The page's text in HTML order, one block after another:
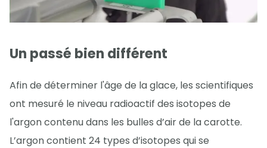
Un passé bien différent
Afin de déterminer l'âge de la glace, les scientifiques
ont mesuré le niveau radioactif des isotopes de
l'argon contenu dans les bulles d’air de la carotte.
L’argon contient 24 types d’isotopes qui se